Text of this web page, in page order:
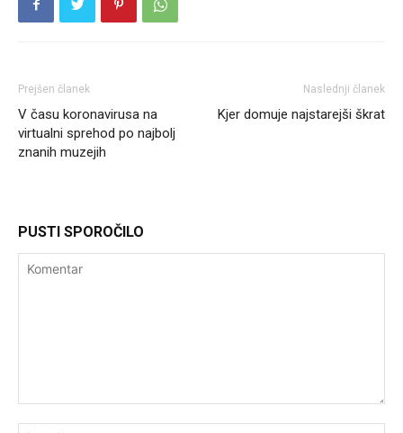
Prejšen članek
V času koronavirusa na
virtualni sprehod po najbolj
znanih muzejih
Naslednji članek
Kjer domuje najstarejši škrat
PUSTI SPOROČILO